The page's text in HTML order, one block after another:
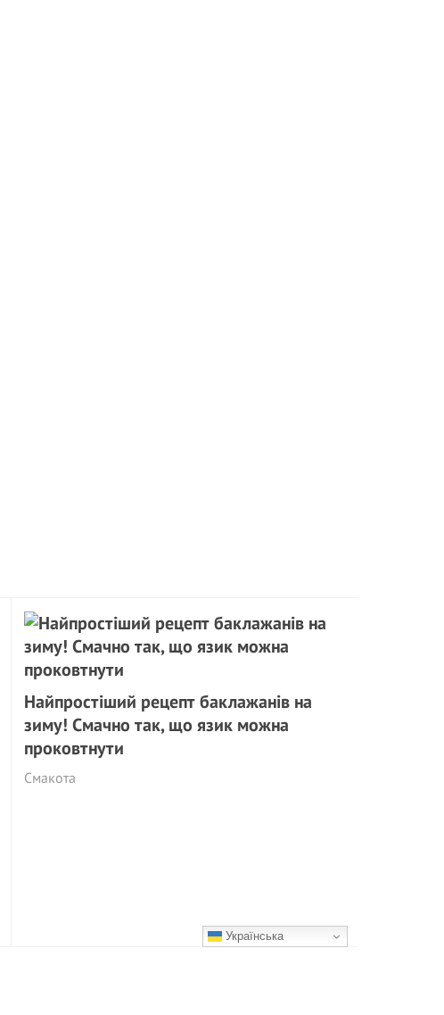
Найпростіший рецепт баклажанів на
зиму! Смачно так, що язик можна
проковтнути
Смакота
Українська